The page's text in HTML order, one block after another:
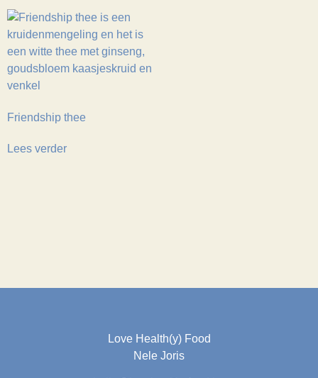
Friendship thee
Lees verder
Love Health(y) Food
Nele Joris